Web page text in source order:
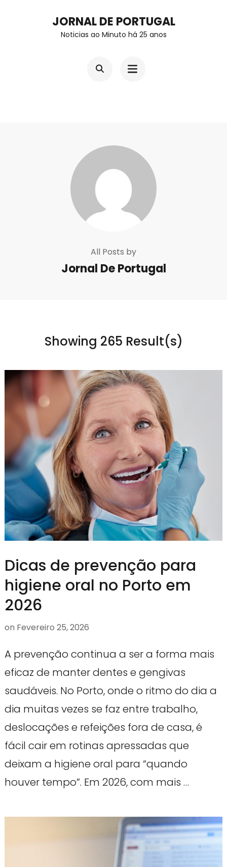
JORNAL DE PORTUGAL
Noticias ao Minuto há 25 anos
All Posts by
Jornal De Portugal
Showing 265 Result(s)
Dicas de prevenção para
higiene oral no Porto em
2026
on Fevereiro 25, 2026
A prevenção continua a ser a forma mais
eficaz de manter dentes e gengivas
saudáveis. No Porto, onde o ritmo do dia a
dia muitas vezes se faz entre trabalho,
deslocações e refeições fora de casa, é
fácil cair em rotinas apressadas que
deixam a higiene oral para “quando
houver tempo”. Em 2026, com mais …